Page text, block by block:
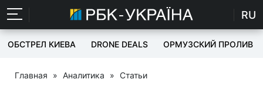
RU
ОБСТРЕЛ КИЕВА DRONE DEALS ОРМУЗСКИЙ ПРОЛИВ
Главная » Аналитика » Статьи